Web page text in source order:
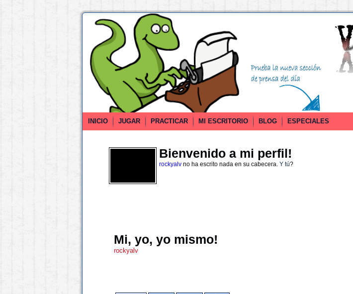
INICIO JUGAR PRACTICAR MI ESCRITORIO BLOG ESPECIALES
Bienvenido a mi perfil!
rockyalvno ha escrito nada en su cabecera. Y tú?
Mi, yo, yo mismo!
rockyalv